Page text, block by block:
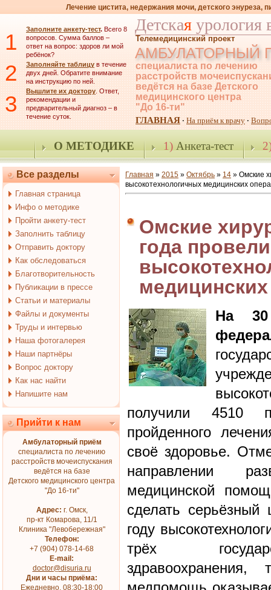
Лечение цистита, недержания мочи, детского энуреза,
1 Заполните анкету-тест. Всего 8
вопросов. Сумма баллов –
ответ на вопрос: здоров ли мой
ребёнок?
2 Заполняйте таблицу в течение
двух дней. Обратите внимание
на инструкцию по ней.
3 Вышлите их доктору. Ответ,
рекомендации и
предварительный диагноз – в
течение суток.
Детская урология
Телемедицинский проект
АМБУЛАТОРНЫЙ
специалиста по лечению
расстройств
ведётся на базе Детского
медицинского центра
"До 16-ти"
ГЛАВНАЯ · На приём к врачу ·
О МЕТОДИКЕ 1)Анкета-тест
Все разделы
Главная страница
Инфо о методике
Пройти анкету-тест
Заполнить таблицу
Отправить доктору
Как обследоваться
Благотворительность
Публикации в прессе
Статьи и материалы
Файлы и документы
Труды и интервью
Наша фотогалерея
Наши партнёры
Вопрос доктору
Как нас найти
Напишите нам
Прийти к нам
Амбулаторный приём
специалиста по лечению
расстройств мочеиспускания
ведётся на базе
Детского медицинского центра
"До 16-ти"
Адрес: г. Омск,
пр-кт Комарова, 11/1
Клиника "Левобережная"
Телефон:
+7 (904) 078-14-68
E-mail:
doctor@disuria.ru
Дни и часы приёма:
Ежедневно, 08:30-18:00
Главная » 2015 » Октябрь » 14 » Омские
высокотехнологичных медицинских
Омские
года
На 30
получили 4510
пройденного
своё здоровье.
направлении
медицинской
сделать
году
трёх